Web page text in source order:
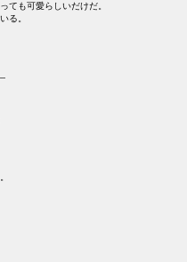
ても可愛らしいだけだ。
る。